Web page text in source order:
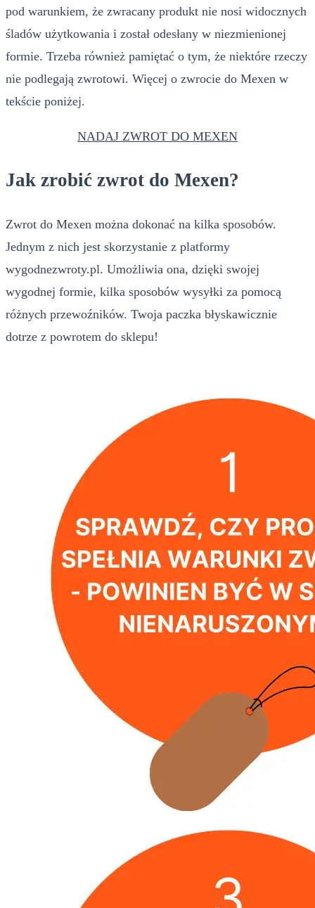
pod warunkiem, że zwracany produkt nie nosi widocznych
śladów użytkowania i został odesłany w niezmienionej
formie. Trzeba również pamiętać o tym, że niektóre rzeczy
nie podlegają zwrotowi. Więcej o zwrocie do Mexen w
tekście poniżej.
NADAJ ZWROT DO MEXEN
Jak zrobić zwrot do Mexen?
Zwrot do Mexen można dokonać na kilka sposobów.
Jednym z nich jest skorzystanie z platformy
wygodnezwroty.pl. Umożliwia ona, dzięki swojej
wygodnej formie, kilka sposobów wysyłki za pomocą
różnych przewoźników. Twoja paczka błyskawicznie
dotrze z powrotem do sklepu!